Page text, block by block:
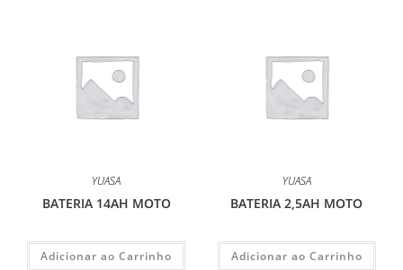
YUASA
BATERIA 14AH MOTO
Adicionar ao Carrinho
YUASA
BATERIA 2,5AH MOTO
Adicionar ao Carrinho